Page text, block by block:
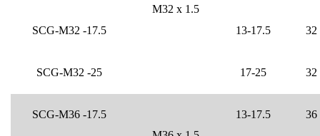
M32 x 1.5
SCG-M32 -17.5 13-17.5 32
SCG-M32 -25 17-25 32
SCG-M36 -17.5
13-17.5 36